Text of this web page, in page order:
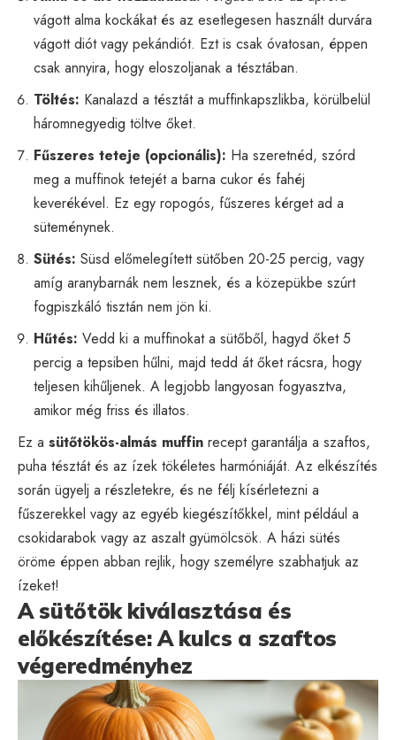
vágott alma kockákat és az esetlegesen használt durvára
vágott diót vagy pekándiót. Ezt is csak óvatosan, éppen
csak annyira, hogy eloszoljanak a tésztában.
Töltés: Kanalazd a tésztát a muffinkapszlikba, körülbelül
háromnegyedig töltve őket.
Fűszeres teteje (opcionális): Ha szeretnéd, szórd
meg a muffinok tetejét a barna cukor és fahéj
keverékével. Ez egy ropogós, fűszeres kérget ad a
süteménynek.
Sütés: Süsd előmelegített sütőben 20-25 percig, vagy
amíg aranybarnák nem lesznek, és a közepükbe szúrt
fogpiszkáló tisztán nem jön ki.
Hűtés: Vedd ki a muffinokat a sütőből, hagyd őket 5
percig a tepsiben hűlni, majd tedd át őket rácsra, hogy
teljesen kihűljenek. A legjobb langyosan fogyasztva,
amikor még friss és illatos.
Ez a sütőtökös-almás muffin recept garantálja a szaftos,
puha tésztát és az ízek tökéletes harmóniáját. Az elkészítés
során ügyelj a részletekre, és ne félj kísérletezni a
fűszerekkel vagy az egyéb kiegészítőkkel, mint például a
csokidarabok vagy az aszalt gyümölcsök. A házi sütés
öröme éppen abban rejlik, hogy személyre szabhatjuk az
ízeket!
A sütőtök kiválasztása és
előkészítése: A kulcs a szaftos
végeredményhez